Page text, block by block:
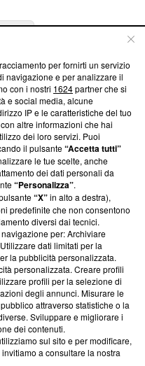
su Blasting
su come ci impegniamo a
la nostra aderenza a
Blasting News non è
ha richiesto di farne
una verifica di
Carlo Frasca, 3 - 6900
per fornirti un servizio
navigazione e per analizzare il
con i nostri 1624partner che si
e social media, alcune
IP e le caratteristiche del tuo
altre informazioni che hai
dei loro servizi. Puoi
il pulsante“Accetta tutti”
le tue scelte, anche
dei dati personali da
“Personalizza”.
“X”in alto a destra),
predefinite che non consentono
diversi dai tecnici.
per: Archiviare
dati limitati per la
la pubblicità personalizzata.
personalizzata. Creare profili
profili per la selezione di
degli annunci. Misurare le
attraverso statistiche o la
Sviluppare e migliorare i
dei contenuti.
sul sito e per modificare,
a consultare la nostra